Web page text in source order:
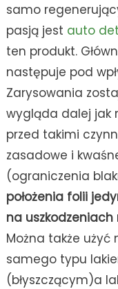
samo
pasją jest auto
ten produkt.
następuje pod
Zarysowania
wygląda dalej jak
przed takimi
zasadowe i
(ograniczenia
położenia folii
na
Można także
samego typu
(błyszczącym)a